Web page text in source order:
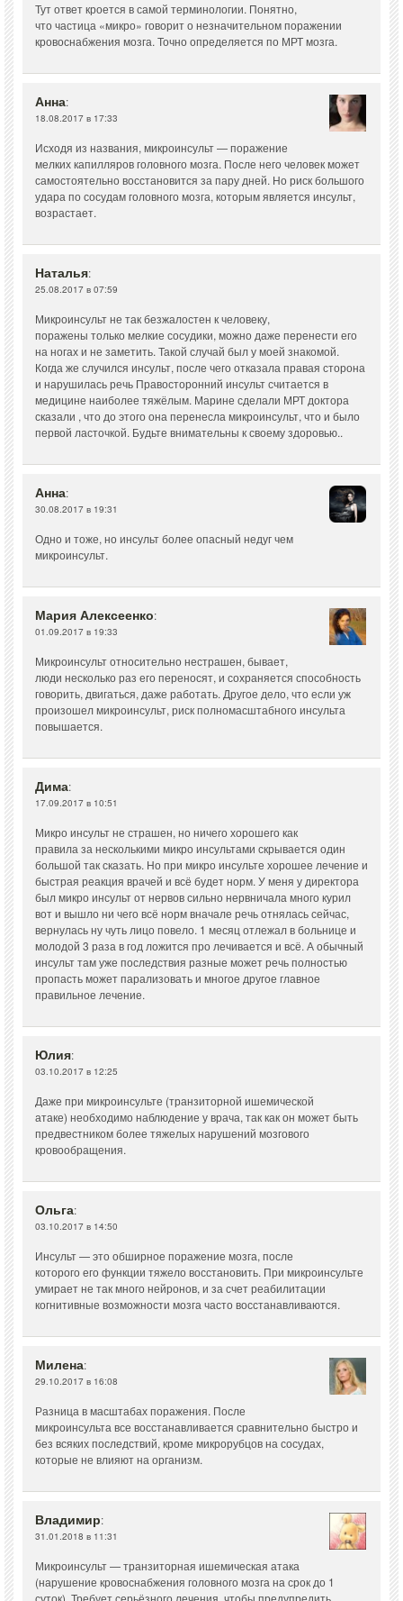
Тут ответ кроется в самой терминологии. Понятно,
что частица «микро» говорит о незначительном поражении
кровоснабжения мозга. Точно определяется по МРТ мозга.
Анна:
18.08.2017 в 17:33
Исходя из названия, микроинсульт — поражение
мелких капилляров головного мозга. После него человек может
самостоятельно восстановится за пару дней. Но риск большого
удара по сосудам головного мозга, которым является инсульт,
возрастает.
Наталья:
25.08.2017 в 07:59
Микроинсульт не так безжалостен к человеку,
поражены только мелкие сосудики, можно даже перенести его
на ногах и не заметить. Такой случай был у моей знакомой.
Когда же случился инсульт, после чего отказала правая сторона
и нарушилась речь Правосторонний инсульт считается в
медицине наиболее тяжёлым. Марине сделали МРТ доктора
сказали , что до этого она перенесла микроинсульт, что и было
первой ласточкой. Будьте внимательны к своему здоровью..
Анна:
30.08.2017 в 19:31
Одно и тоже, но инсульт более опасный недуг чем
микроинсульт.
Мария Алексеенко:
01.09.2017 в 19:33
Микроинсульт относительно нестрашен, бывает,
люди несколько раз его переносят, и сохраняется способность
говорить, двигаться, даже работать. Другое дело, что если уж
произошел микроинсульт, риск полномасштабного инсульта
повышается.
Дима:
17.09.2017 в 10:51
Микро инсульт не страшен, но ничего хорошего как
правила за несколькими микро инсультами скрывается один
большой так сказать. Но при микро инсульте хорошее лечение и
быстрая реакция врачей и всё будет норм. У меня у директора
был микро инсульт от нервов сильно нервничала много курил
вот и вышло ни чего всё норм вначале речь отнялась сейчас,
вернулась ну чуть лицо повело. 1 месяц отлежал в больнице и
молодой 3 раза в год ложится про лечивается и всё. А обычный
инсульт там уже последствия разные может речь полностью
пропасть может парализовать и многое другое главное
правильное лечение.
Юлия:
03.10.2017 в 12:25
Даже при микроинсульте (транзиторной ишемической
атаке) необходимо наблюдение у врача, так как он может быть
предвестником более тяжелых нарушений мозгового
кровообращения.
Ольга:
03.10.2017 в 14:50
Инсульт — это обширное поражение мозга, после
которого его функции тяжело восстановить. При микроинсульте
умирает не так много нейронов, и за счет реабилитации
когнитивные возможности мозга часто восстанавливаются.
Милена:
29.10.2017 в 16:08
Разница в масштабах поражения. После
микроинсульта все восстанавливается сравнительно быстро и
без всяких последствий, кроме микрорубцов на сосудах,
которые не влияют на организм.
Владимир:
31.01.2018 в 11:31
Микроинсульт — транзиторная ишемическая атака
(нарушение кровоснабжения головного мозга на срок до 1
суток). Требует серьёзного лечения, чтобы предупредить